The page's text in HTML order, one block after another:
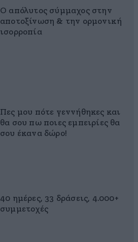
Ο απόλυτος σύμμαχος στην
αποτοξίνωση & την ορμονική
ισορροπία
Πες μου πότε γεννήθηκες και
θα σου πω ποιες εμπειρίες θα
σου έκανα δώρο!
40 ημέρες, 33 δράσεις, 4.000+
συμμετοχές